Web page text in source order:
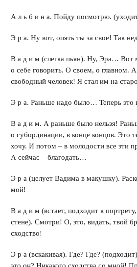
А л ь б и н а. Пойду посмотрю.
Э р а. Ну вот, опять ты за свое! Так
В а д и м (слегка пьян). Ну, Эра… Вот
о себе говорить. О своем, о главном.
свободный человек! Я стал им на
Э р а. Раньше надо было… Теперь это
В а д и м. А раньше было нельзя!
о субординации, в конце концов. Это
хочу. И потом – в молодости все эти
А сейчас – благодать…
Э р а (целует Вадима в макушку).
мой!
В а д и м (встает, подходит к
стене). Смотри! О, это, видать, твой
сходство!
Э р а (вскакивая). Где? Где?